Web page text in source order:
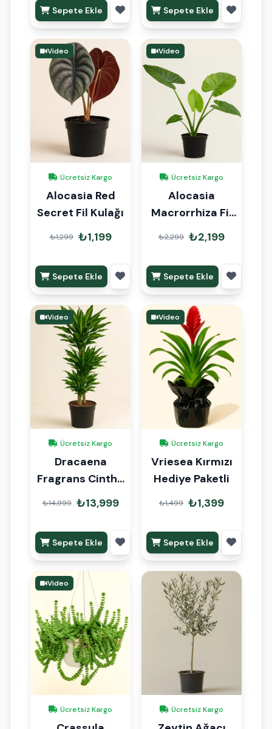
Sepete Ekle Sepete Ekle
Video
Ücretsiz Kargo
Alocasia Red
Secret Fil Kulağı
₺1,299 ₺1,199
Sepete Ekle
Video
Ücretsiz Kargo
Alocasia
Macrorrhiza Fil
Kulağı
₺2,299 ₺2,199
Sepete Ekle
Video
Ücretsiz Kargo
Dracaena
Fragrans Cintho
Anaç 140cm
₺14,999 ₺13,999
Sepete Ekle
Video
Ücretsiz Kargo
Vriesea Kırmızı
Hediye Paketli
₺1,499 ₺1,399
Sepete Ekle
Video
Ücretsiz Kargo Ücretsiz Kargo